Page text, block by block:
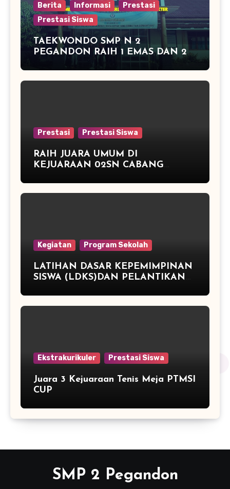
Berita Informasi
Prestasi
Prestasi Siswa
TAEKWONDO SMP N 2
PEGANDON RAIH 1 EMAS DAN 2
PERAK DI KAPOLRES CUP
Prestasi Prestasi Siswa
RAIH JUARA UMUM DI
KEJUARAAN 02SN CABANG
MEJA
Kegiatan Program Sekolah
LATIHAN DASAR KEPEMIMPINAN
SISWA (LDKS)DAN PELANTIKAN
Ekstrakurikuler Prestasi Siswa
Juara 3 Kejuaraan Tenis Meja PTMSI
CUP
SMP 2 Pegandon